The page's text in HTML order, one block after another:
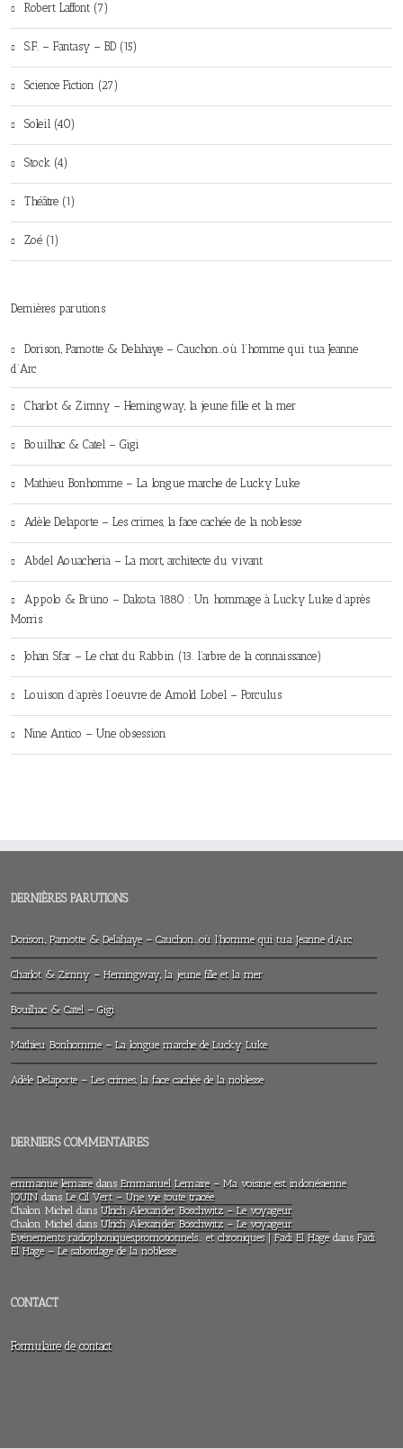
Robert Laffont (7)
S.F. – Fantasy – BD (15)
Science Fiction (27)
Soleil (40)
Stock (4)
Théâtre (1)
Zoé (1)
Dernières parutions
Dorison, Parnotte & Delahaye – Cauchon…où l’homme qui tua Jeanne
d’Arc
Charlot & Zimny – Hemingway, la jeune fille et la mer
Bouilhac & Catel – Gigi
Mathieu Bonhomme – La longue marche de Lucky Luke
Adèle Delaporte – Les crimes, la face cachée de la noblesse
Abdel Aouacheria – La mort, architecte du vivant
Appolo & Brüno – Dakota 1880 : Un hommage à Lucky Luke d’après
Morris
Johan Sfar – Le chat du Rabbin (13. l’arbre de la connaissance)
Louison d’après l’oeuvre de Arnold Lobel – Porculus
Nine Antico – Une obsession
DERNIÈRES PARUTIONS
Dorison, Parnotte & Delahaye – Cauchon…où l’homme qui tua Jeanne d’Arc
Charlot & Zimny – Hemingway, la jeune fille et la mer
Bouilhac & Catel – Gigi
Mathieu Bonhomme – La longue marche de Lucky Luke
Adèle Delaporte – Les crimes, la face cachée de la noblesse
DERNIERS COMMENTAIRES
emmanue lemairedans Emmanuel Lemaire – Ma voisine est indonésienne
JOUINdans Le Cil Vert – Une vie toute tracée
Chalon Michel dans Ulrich Alexander Boschwitz – Le voyageur
Chalon Michel dans Ulrich Alexander Boschwitz – Le voyageur
Evénements radiophoniques,promotionnels… et chroniques | Fadi El Hagedans Fadi
El Hage – Le sabordage de la noblesse
CONTACT
Formulaire de contact